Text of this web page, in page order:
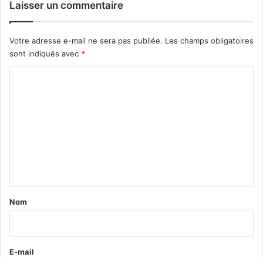
Laisser un commentaire
Votre adresse e-mail ne sera pas publiée. Les champs obligatoires
sont indiqués avec *
a
e
Nom
E-mail